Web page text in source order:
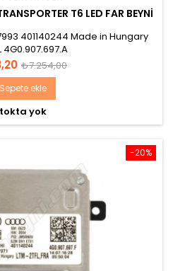
T6 LED FAR BEYNI
401140244 Made in Hungary
4G0.907.697.A
Normal
fiyat
₺7.254,00
Sepete ekle
yok
-20%